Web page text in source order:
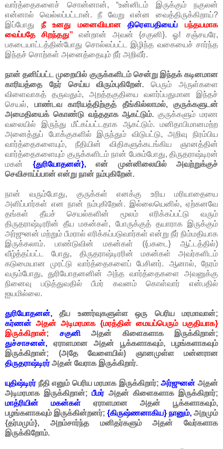
வார்த்தைகளைச் சொன்னான், “உன்னிடம் இருக்கும் நகுலன்
என்னால் வெல்லப்பட்டான். நீ வேறு என்ன வைத்திருக்கிறாய்?
இப்போது நீ உனது மனைவியானதிரௌபதியைப் பந்தயமாக
வைப்பதே சிறந்தது” என்றான் அவன் {சகுனி}. ஓ! சஞ்சயரே,
பகடையாட்டத்தின்போது சொல்லப்பட்ட இழிந்த வகையைச் சார்ந்த
இந்தச் சொற்கள் அனைத்தையும் நீர் அறிவீர்.
நான் தனிப்பட்ட முறையில் குருக்களிடம் சென்று இந்தக் கடினமான
காரியத்தை நேர் செய்ய விரும்புகிறேன். பெரும் அருள்களை
விளைவாகத் தருவதும், அறத்தகுதியை வளர்ப்பதுமான இந்தச்
செயல், பாண்டவ காரியத்திற்குத் தீங்கில்லாமல், குருக்களுடன்
அமைதியைக் கொண்டு வந்ததாக ஆகட்டும். குருக்களும் மரண
வலையில் இருந்து மீட்கப்பட்டதாக ஆகட்டும். மனிதாபிமானமற்ற
அனைத்துப் போக்குகளில் இருந்தும் விடுபட்டு, அறிவு நிரம்பிய
வார்த்தைகளையும், நீதியின் விதிகளுக்கடங்கிய ஞானத்தின்
வார்த்தைகளையும் குருக்களிடம் நான் பேசும்போது, திருதராஷ்டிரன்
மகன் {துரியோதனன்},என் முன்னிலையில் அவற்றுக்குச்
செவிசாய்ப்பான் என்று நான் நம்புகிறேன்.
நான் வரும்போது, குருக்கள் எனக்கு உரிய மரியாதையை
அளிப்பார்கள் என நான் நம்புகிறேன். இல்லையெனில், ஏற்கனவே
தங்கள் தீயச் செயல்களின் மூலம் எரிக்கப்பட்டு வரும்
திருதராஷ்டிரரின் தீய மகன்கள், போருக்குத் தயாராக இருக்கும்
அர்ஜுனன் மற்றும் பீமரால் எரிக்கப்படுவார்கள் என்று நீர் நிம்மதியாக
இருக்கலாம். பாண்டுவின் மகன்கள் ({பகடை} ஆட்டத்தில்)
வீழ்த்தப்பட்ட போது, திருதராஷ்டிரரின் மகன்கள் அவர்களிடம்
கடுமையான முரட்டு வார்த்தைகளைப் பேசினர். ஆனால், நேரம்
வரும்போது, துரியோதனனின் அந்த வார்த்தைகளை அவனுக்கு
நினைவு படுத்துவதில் பீமர் கவனம் கொள்வார் என்பதில்
ஐயமில்லை.
துரியோதனன், தீய உணர்வுகளுள்ள ஒரு பெரிய மரமாவான்;
கர்ணன் அதன் அடிமரமாக {மரத்தின் மையப்பெரும் பகுதியாக}
இருக்கிறான்; சகுனிஅதன் கிளைகளாக இருக்கிறான்;
துச்சாசனன், ஏராளமான அதன் பூக்களாகவும், பழங்களாகவும்
இருக்கிறான்; (அதே வேளையில்) ஞானமுள்ள மன்னரான
திருதராஷ்டிரர்அதன் வேராக இருக்கிறார்.
யுதிஷ்டிரர்நீதி எனும் பெரிய மரமாக இருக்கிறார்;அர்ஜுனன் அதன்
அடிமரமாக இருக்கிறான்;பீமர்அதன் கிளைகளாக இருக்கிறார்;
மாத்ரியின் மகன்கள் ஏராளமான அதன் பூக்களாகவும்,
பழங்களாகவும் இருக்கின்றனர்; {கிருஷ்ணனாகிய} நானும், அறமும்
{தர்மமும்}, அறம்சார்ந்த மனிதர்களும் அதன் வேர்களாக
இருக்கிறோம்.